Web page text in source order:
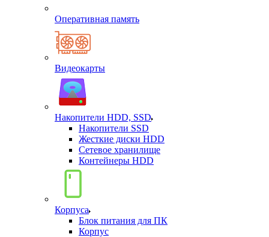
Оперативная память
Видеокарты
Накопители HDD, SSD
Накопители SSD
Жесткие диски HDD
Сетевое хранилище
Контейнеры HDD
Корпуса
Блок питания для ПК
Корпус